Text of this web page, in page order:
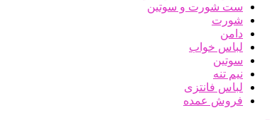
ست شورت و سوتین
شورت
دامن
لباس خواب
سوتین
نیم تنه
لباس فانتزی
فروش عمده